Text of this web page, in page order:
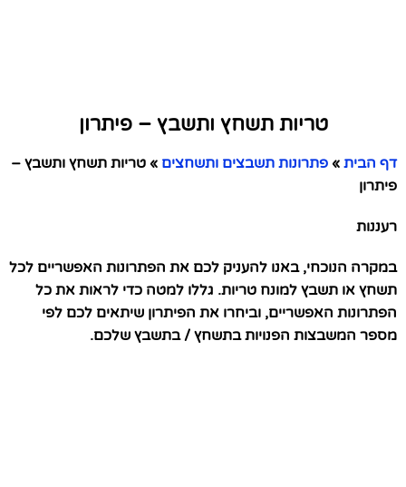
טריות תשחץ ותשבץ – פיתרון
דף הבית » פתרונות תשבצים ותשחצים » טריות תשחץ ותשבץ –
פיתרון
רעננות
במקרה הנוכחי, באנו להעניק לכם את הפתרונות האפשריים לכל
תשחץ או תשבץ למונח טריות. גללו למטה כדי לראות את כל
הפתרונות האפשריים, וביחרו את הפיתרון שיתאים לכם לפי
מספר המשבצות הפנויות בתשחץ / בתשבץ שלכם.